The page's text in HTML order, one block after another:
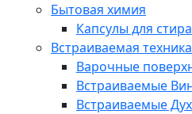
Бытовая химия
Капсулы для
Встраиваемая техника
Варочные
Встраиваемые
Встраиваемые